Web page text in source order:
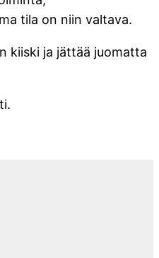
tila on niin valtava.
kiiski ja jättää juomatta